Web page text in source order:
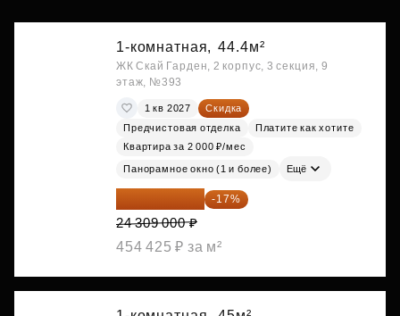
1-комнатная, 44.4м²
ЖК Скай Гарден, 2 корпус, 3 секция, 9
этаж, №393
1 кв 2027
Скидка
Предчистовая отделка
Платите как хотите
Квартира за 2 000 ₽/мес
Панорамное окно (1 и более) Ещё
20 176 470 ₽ -17%
24 309 000 ₽
454 425 ₽ за м²